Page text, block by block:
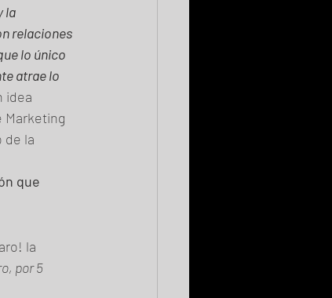
la
relaciones
lo único
atrae lo
idea
Marketing
de la
que
la
por 5